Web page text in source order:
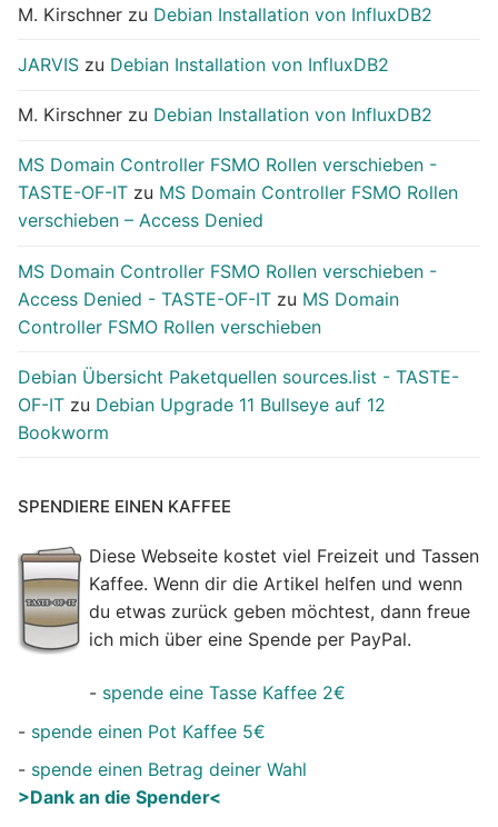
M. Kirschner zu Debian Installation von InfluxDB2
JARVIS zu Debian Installation von InfluxDB2
M. Kirschner zu Debian Installation von InfluxDB2
MS Domain Controller FSMO Rollen verschieben -
TASTE-OF-IT zu MS Domain Controller FSMO Rollen
verschieben – Access Denied
MS Domain Controller FSMO Rollen verschieben -
Access Denied - TASTE-OF-IT zu MS Domain
Controller FSMO Rollen verschieben
Debian Übersicht Paketquellen sources.list - TASTE-
OF-IT zu Debian Upgrade 11 Bullseye auf 12
Bookworm
SPENDIERE EINEN KAFFEE
Diese Webseite kostet viel Freizeit und Tassen
Kaffee. Wenn dir die Artikel helfen und wenn
du etwas zurück geben möchtest, dann freue
ich mich über eine Spende per PayPal.
- spende eine Tasse Kaffee 2€
- spende einen Pot Kaffee 5€
- spende einen Betrag deiner Wahl
>Dank an die Spender<